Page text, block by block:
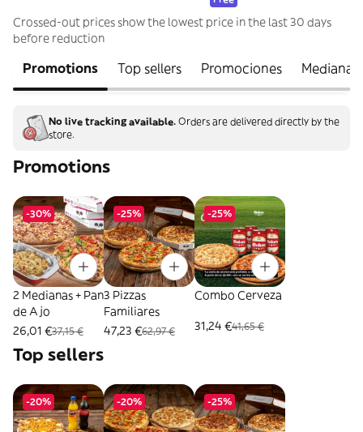
Crossed-out prices show the lowest price in the last 30 days
before reduction
Promotions Top sellers Promociones Mediana
No live tracking available. Orders are delivered directly by the
store.
Promotions
-30%
2 Medianas + Pan
de Ajo
26,01 €37,15 €
-25%
3 Pizzas
Familiares
47,23 €62,97 €
-25%
Combo Cerveza
31,24 €41,65 €
Top sellers
-20% -20% -25%